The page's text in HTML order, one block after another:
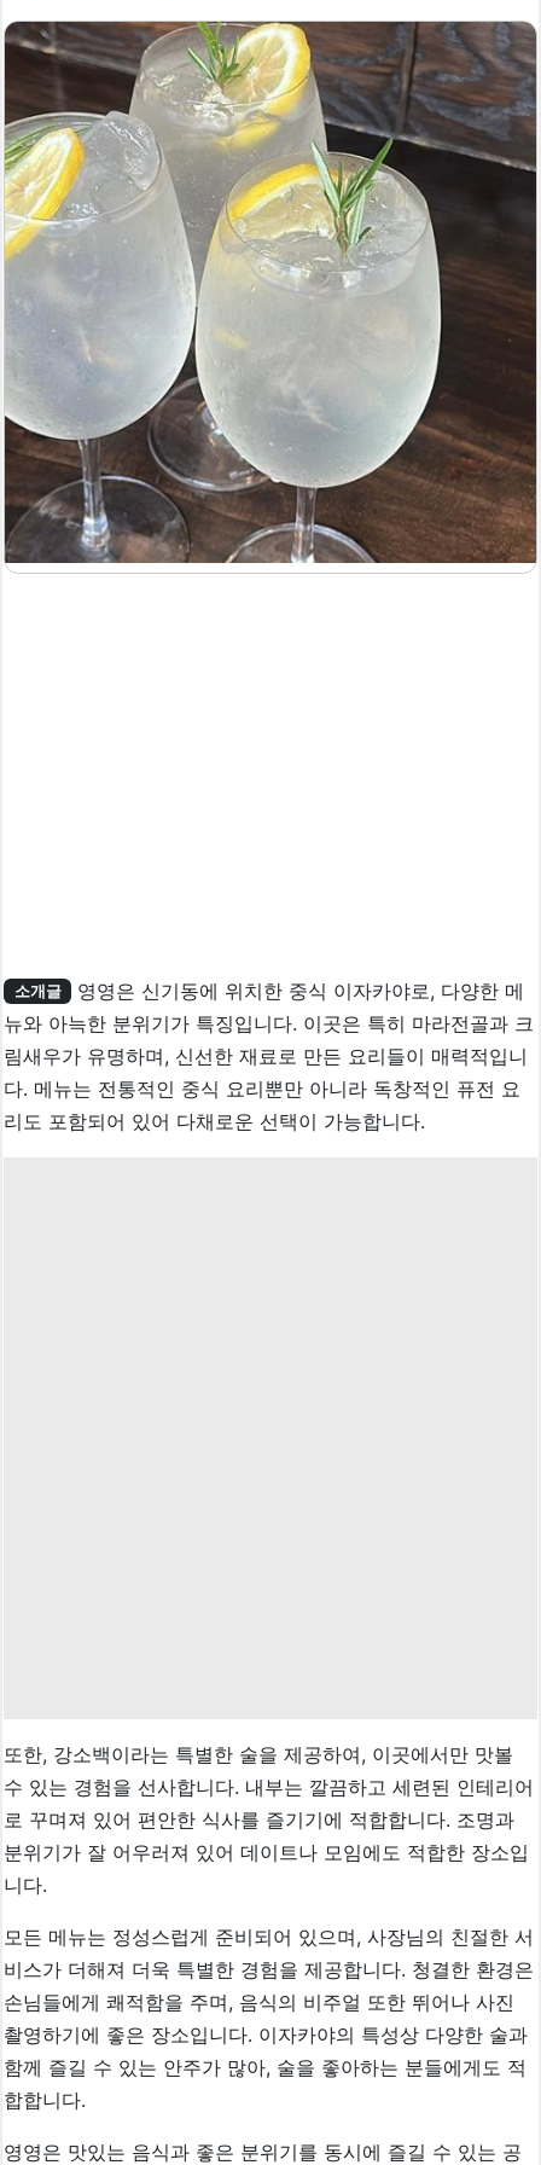
소개글
영영은 신기동에 위치한 중식 이자카야로, 다양한 메
뉴와 아늑한 분위기가 특징입니다. 이곳은 특히 마라전골과 크
림새우가 유명하며, 신선한 재료로 만든 요리들이 매력적입니
다. 메뉴는 전통적인 중식 요리뿐만 아니라 독창적인 퓨전 요
리도 포함되어 있어 다채로운 선택이 가능합니다.
또한, 강소백이라는 특별한 술을 제공하여, 이곳에서만 맛볼
수 있는 경험을 선사합니다. 내부는 깔끔하고 세련된 인테리어
로 꾸며져 있어 편안한 식사를 즐기기에 적합합니다. 조명과
분위기가 잘 어우러져 있어 데이트나 모임에도 적합한 장소입
니다.
모든 메뉴는 정성스럽게 준비되어 있으며, 사장님의 친절한 서
비스가 더해져 더욱 특별한 경험을 제공합니다. 청결한 환경은
손님들에게 쾌적함을 주며, 음식의 비주얼 또한 뛰어나 사진
촬영하기에 좋은 장소입니다. 이자카야의 특성상 다양한 술과
함께 즐길 수 있는 안주가 많아, 술을 좋아하는 분들에게도 적
합합니다.
영영은 맛있는 음식과 좋은 분위기를 동시에 즐길 수 있는 공